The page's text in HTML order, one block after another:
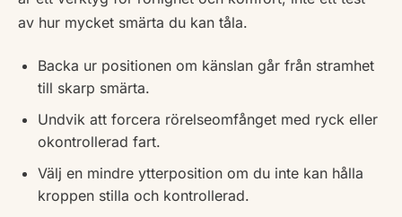
av hur mycket smärta du kan tåla.
Backa ur positionen om känslan går från stramhet
till skarp smärta.
Undvik att forcera rörelseomfånget med ryck eller
okontrollerad fart.
Välj en mindre ytterposition om du inte kan hålla
kroppen stilla och kontrollerad.